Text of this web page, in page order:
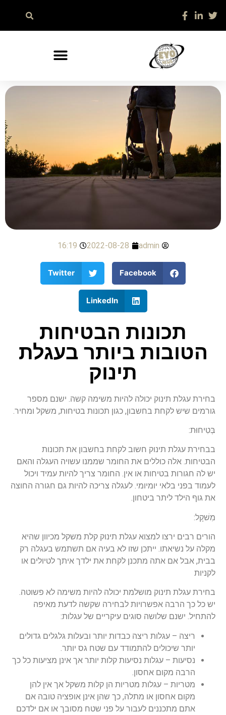
admin
2022-08-28
16:19
Facebook
Twitter
LinkedIn
תכונות הבטיחות
הטובות ביותר בעגלת
תינוק
בחירת עגלת תינוק יכולה להיות משימה קשה. ישנם מספר
גורמים שיש לקחת בחשבון, כגון תכונות בטיחות, משקל ומחיר.
בְּטִיחוּת:
בבחירת עגלת תינוק חשוב לקחת בחשבון את תכונות
הבטיחות. אלה כוללים את החומר שממנו עשויה העגלה והאם
יש לה חגורות בטיחות או אין. החומר צריך להיות עמיד ויכול
לעמוד בפני בלאי יומיומי. לעגלה צריכה להיות גם חגורה החוצה
את גוף הילד ליתר ביטחון.
מִשׁקָל:
הורים רבים ירצו למצוא עגלת תינוק קלת משקל מכיוון שהיא
מקלה על נשיאתו. ייתכן שזו לא בעיה אם תשתמש בעגלה רק
בבית, אבל אם אתה מתכנן לקחת את ילדך איתך לטיולים או
לקניות
בחירת עגלת תינוק מושלמת יכולה להיות משימה לא פשוטה.
יש כל כך הרבה אפשרויות לבחירה שקשה לדעת מאיפה
להתחיל. ישנם שלושה סוגים עיקריים של עגלות:
ריצה – עגלות ריצה כבדות יותר ובעלות גלגלים גדולים
יותר שיכולים להתמודד עם שטח גס יותר.
נסיעות – עגלות נסיעות קלות יותר אך אינן מציעות כל כך
הרבה מקום אחסון.
מטריות – עגלות מטריות הן קלות משקל אך אין להן
מקום אחסון או מתלה, כך שהן אינן אופציה טובה אם
אתם מתכננים לעבור על פני שטח מסובך או אם ילדכם